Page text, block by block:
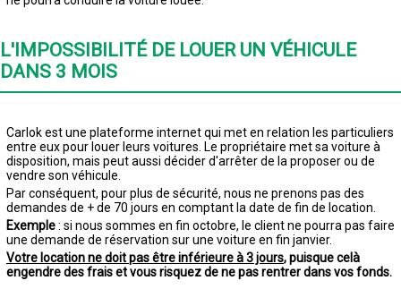
L'IMPOSSIBILITÉ DE LOUER UN VÉHICULE
DANS 3 MOIS
Carlok est une plateforme internet qui met en relation les particuliers
entre eux pour louer leurs voitures. Le propriétaire met sa voiture à
disposition, mais peut aussi décider d'arrêter de la proposer ou de
vendre son véhicule.
Par conséquent, pour plus de sécurité, nous ne prenons pas des
demandes de + de 70 jours en comptant la date de fin de location.
Exemple: si nous sommes en fin octobre, le client ne pourra pas faire
une demande de réservation sur une voiture en fin janvier.
Votre location ne doit pas être inférieure à 3 jours, puisque celà
engendre des frais et vous risquez de ne pas rentrer dans vos fonds.